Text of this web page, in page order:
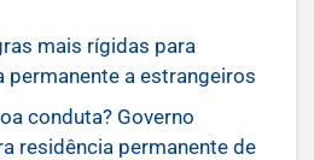
mais rígidas para
permanente a estrangeiros
conduta? Governo
residência permanente de